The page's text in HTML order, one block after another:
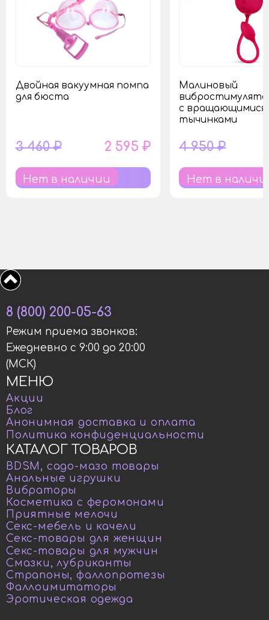
Двойная вакуумная помпа
для бюста
3 460 ₽ 2 595 ₽
Нет в наличии
Малиновый
с вращающимися
тычинками
4 950 ₽
Нет в
КАТАЛОГ ТОВАРОВ
BDSM, садо-мазо товары
Анальные игрушки
Вибраторы
Косметика с феромонами
Приятные мелочи
Секс-мебель и качели
Секс-товары для женщин
Секс-товары для мужчин
Смазки, лубриканты
Страпоны, фаллопротезы
Фаллоимитаторы
Эротическая одежда
МЕНЮ
Акции
Блог
Анонимная доставка и оплата
Политика конфиденциальности
8 (800) 200-05-63
Режим приема звонков:
Ежедневно с 9:00 до 20:00
(МСК)